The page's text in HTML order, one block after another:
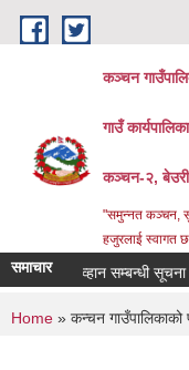
Skip to main content
कञ्चन
गाउँ
कञ्‍चन-२,
"समुन्‍नत कञ्‍चन,
हजुरलाई स्वागत
समाचारआव्हान सम्बन्धी सूचना ।
You are
Home » कन्चन गाउँपालिकाको